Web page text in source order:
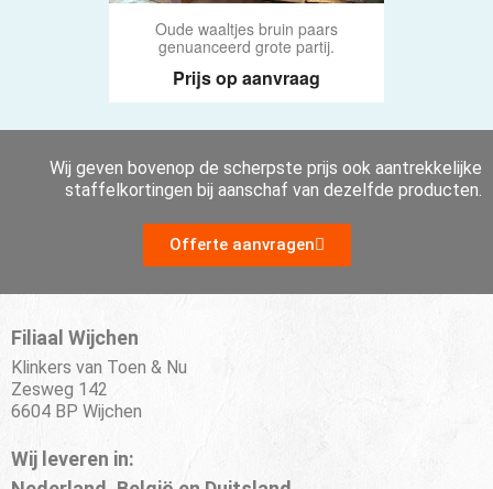
Oude waaltjes bruin paars
genuanceerd grote partij.
Prijs op aanvraag
Wij geven bovenop de scherpste prijs ook aantrekkelijke
staffelkortingen bij aanschaf van dezelfde producten.
Offerte aanvragen
Filiaal Wijchen
Klinkers van Toen & Nu
Zesweg 142
6604 BP Wijchen
Wij leveren in: